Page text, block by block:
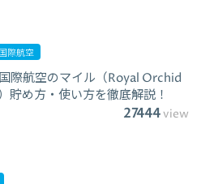
際航空
際航空のマイル（Royal Orchid
貯め方・使い方を徹底解説！
27444view